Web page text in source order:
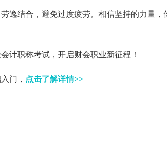
逸结合，避免过度疲劳。相信坚持的力量，
计职称考试，开启财会职业新征程！
门， 点击了解详情>>